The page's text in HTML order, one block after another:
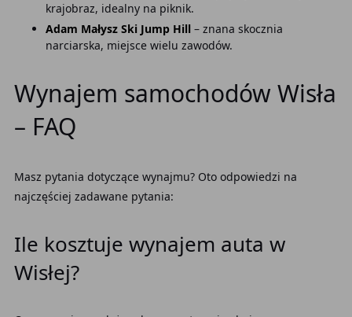
krajobraz, idealny na piknik.
Adam Małysz Ski Jump Hill– znana skocznia
narciarska, miejsce wielu zawodów.
Wynajem samochodów Wisła
– FAQ
Masz pytania dotyczące wynajmu? Oto odpowiedzi na
najczęściej zadawane pytania:
Ile kosztuje wynajem auta w
Wisłej?